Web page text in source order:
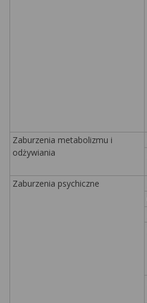
Zaburzenia metabolizmu i
odżywiania
Zaburzenia psychiczne